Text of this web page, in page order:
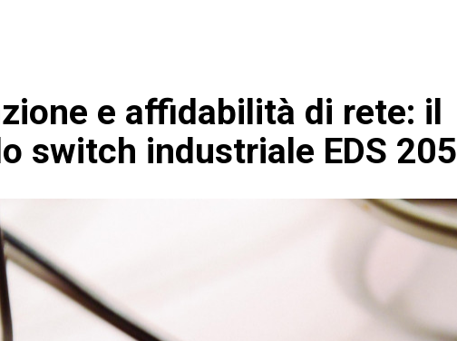
e affidabilità di rete: il
switch industriale EDS 205